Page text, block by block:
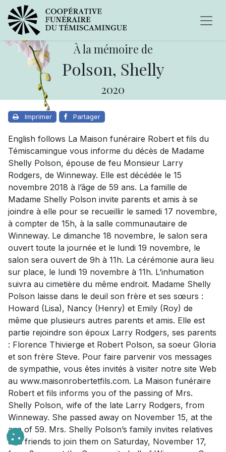
À la mémoire de
Polson, Shelly
2020
Imprimer Partager
English follows La Maison funéraire Robert et fils du
Témiscamingue vous informe du décès de Madame
Shelly Polson, épouse de feu Monsieur Larry
Rodgers, de Winneway. Elle est décédée le 15
novembre 2018 à l’âge de 59 ans. La famille de
Madame Shelly Polson invite parents et amis à se
joindre à elle pour se recueillir le samedi 17 novembre,
à compter de 15h, à la salle communautaire de
Winneway. Le dimanche 18 novembre, le salon sera
ouvert toute la journée et le lundi 19 novembre, le
salon sera ouvert de 9h à 11h. La cérémonie aura lieu
sur place, le lundi 19 novembre à 11h. L’inhumation
suivra au cimetière du même endroit. Madame Shelly
Polson laisse dans le deuil son frère et ses sœurs :
Howard (Lisa), Nancy (Henry) et Emily (Roy) de
même que plusieurs autres parents et amis. Elle est
partie rejoindre son époux Larry Rodgers, ses parents
: Florence Thivierge et Robert Polson, sa soeur Gloria
et son frère Steve. Pour faire parvenir vos messages
de sympathie, vous êtes invités à visiter notre site Web
au www.maisonrobertetfils.com. La Maison funéraire
Robert et fils informs you of the passing of Mrs.
Shelly Polson, wife of the late Larry Rodgers, from
Winneway. She passed away on November 15, at the
age of 59. Mrs. Shelly Polson’s family invites relatives
and friends to join them on Saturday, November 17,